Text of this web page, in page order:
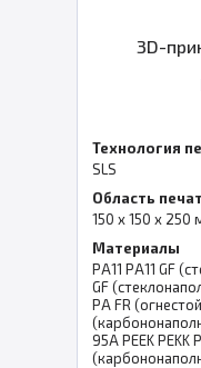
3D-
Технология
SLS
Область
150 x 150 x 250
Материалы
PA11 PA11 GF
GF
PA FR
95A PEEK PEKK